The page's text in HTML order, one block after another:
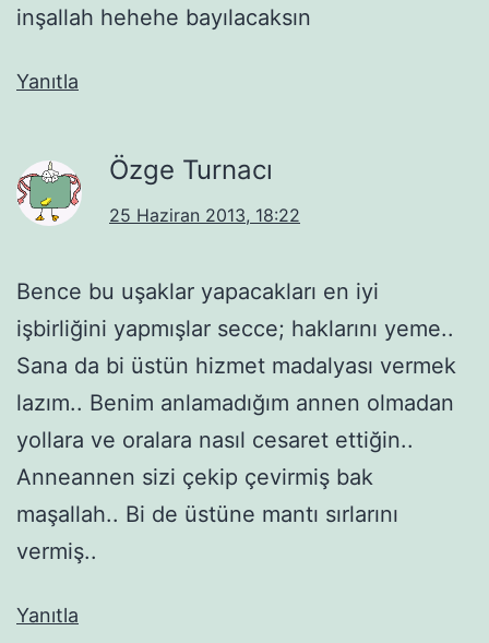
inşallah hehehe bayılacaksın
Yanıtla
Özge Turnacı
25 Haziran 2013, 18:22
Bence bu uşaklar yapacakları en iyi
işbirliğini yapmışlar secce; haklarını yeme..
Sana da bi üstün hizmet madalyası vermek
lazım.. Benim anlamadığım annen olmadan
yollara ve oralara nasıl cesaret ettiğin..
Anneannen sizi çekip çevirmiş bak
maşallah.. Bi de üstüne mantı sırlarını
vermiş..
Yanıtla